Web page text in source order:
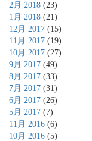
2月 2018 (23)
1月 2018 (21)
12月 2017 (15)
11月 2017 (19)
10月 2017 (27)
9月 2017 (49)
8月 2017 (33)
7月 2017 (31)
6月 2017 (26)
5月 2017 (7)
11月 2016 (6)
10月 2016 (5)